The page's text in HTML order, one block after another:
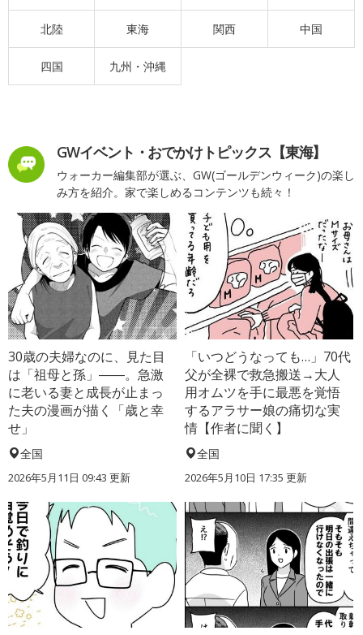
北陸 東海 関西 中国
四国 九州・沖縄
GWイベント・おでかけトピックス【東海】
ウォーカー編集部が選ぶ、GW(ゴールデンウィーク)の楽し
み方を紹介。家で楽しめるコンテンツも続々！
30歳の夫婦なのに、見た目
は「祖母と孫」――。急激
に老いる妻と成長が止まっ
た夫の漫画が描く「歳と幸
せ」
全国
2026年5月11日 09:43 更新
「いつどうなっても…」70代
父が全裸で救急搬送→大人
用オムツを手に最悪を覚悟
するアラサー娘の痛切な実
情【作者に聞く】
全国
2026年5月10日 17:35 更新